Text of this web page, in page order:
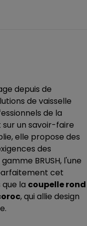
depuis de
de vaisselle
de la
un savoir-faire
elle propose des
des
BRUSH, l'une
cet
la coupelle rond
, qui allie design